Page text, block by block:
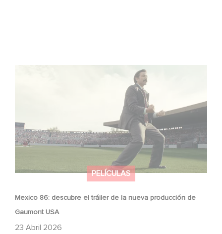
PELÍCULAS
Mexico 86: descubre el tráiler de la nueva producción de
Gaumont USA
23 Abril 2026
Mexico 86: descubre el tráiler de la nueva producción de